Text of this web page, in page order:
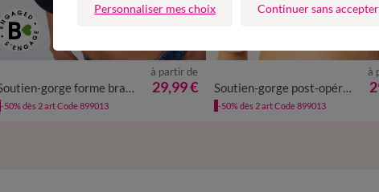
Soutien-gorge forme brassière spécial sport après opération du sein - sans armatures
à partir de
29,99 €
-50% dès 2 art Code 899013
Soutien-gorge post-opératoire coton stretch forme foulard - sans armatures.
à
-50% dès 2 art Code 899013
Personnaliser mes choix Continuer sans accepter